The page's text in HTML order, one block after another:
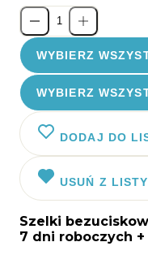
WYBIERZ
WYBIERZ
DODAJ DO
USUŃ Z
Szelki
7 dni roboczych +